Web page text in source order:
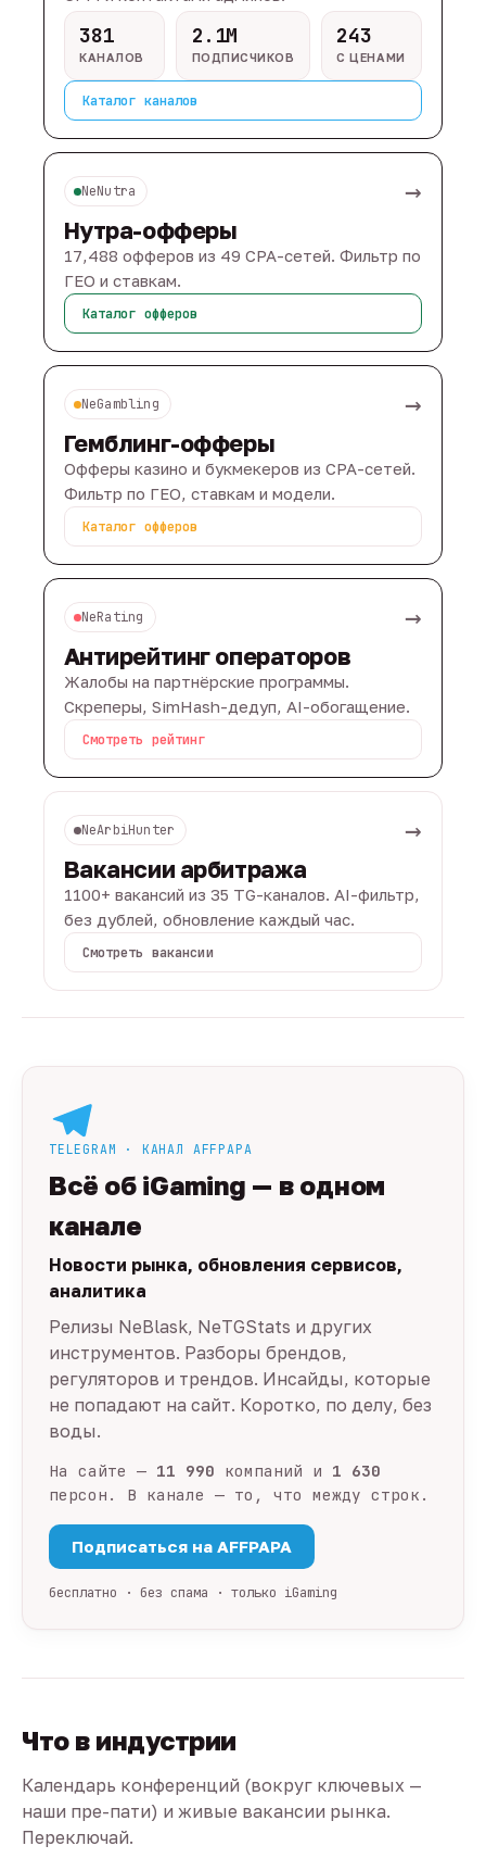
381
КАНАЛОВ
2.1M
ПОДПИСЧИКОВ
243
С ЦЕНАМИ
Каталог каналов
NeNutra →
Нутра-офферы
17,488 офферов из 49 CPA-сетей. Фильтр по
ГЕО и ставкам.
Каталог офферов
NeGambling →
Гемблинг-офферы
Офферы казино и букмекеров из CPA-сетей.
Фильтр по ГЕО, ставкам и модели.
Каталог офферов
NeRating →
Антирейтинг операторов
Жалобы на партнёрские программы.
Скреперы, SimHash-дедуп, AI-обогащение.
Смотреть рейтинг
NeArbiHunter →
Вакансии арбитража
1100+ вакансий из 35 TG-каналов. AI-фильтр,
без дублей, обновление каждый час.
Смотреть вакансии
TELEGRAM · КАНАЛ AFFPAPA
Всё об iGaming — в одном
канале
Новости рынка, обновления сервисов,
аналитика
Релизы NeBlask, NeTGStats и других
инструментов. Разборы брендов,
регуляторов и трендов. Инсайды, которые
не попадают на сайт. Коротко, по делу, без
воды.
На сайте — 11 990 компаний и 1 630
персон. В канале — то, что между строк.
Подписаться на AFFPAPA
бесплатно · без спама · только iGaming
Что в индустрии
Календарь конференций (вокруг ключевых —
наши пре-пати) и живые вакансии рынка.
Переключай.